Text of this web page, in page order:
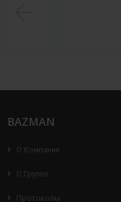
BAZMAN
О Компании
О Группе
Протоколы